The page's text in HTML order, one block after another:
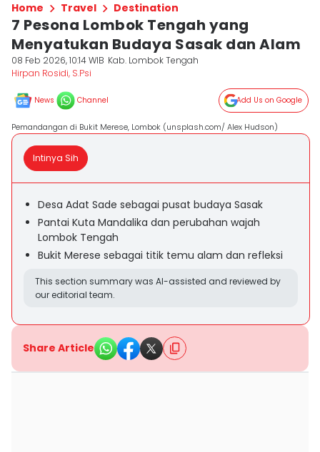
Home Travel Destination
7 Pesona Lombok Tengah yang
Menyatukan Budaya Sasak dan Alam
08 Feb 2026, 10:14 WIB Kab. Lombok Tengah
Hirpan Rosidi, S.Psi
News Channel Add Us on Google
Pemandangan di Bukit Merese, Lombok (unsplash.com/ Alex Hudson)
Intinya Sih
Desa Adat Sade sebagai pusat budaya Sasak
Pantai Kuta Mandalika dan perubahan wajah
Lombok Tengah
Bukit Merese sebagai titik temu alam dan refleksi
This section summary was AI-assisted and reviewed by
our editorial team.
Share Article